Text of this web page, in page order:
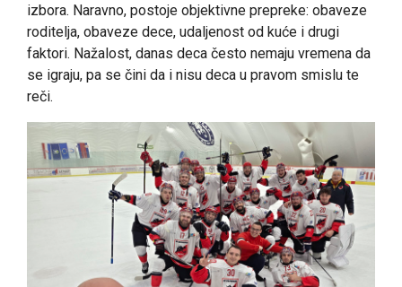
izbora. Naravno, postoje objektivne prepreke: obaveze
roditelja, obaveze dece, udaljenost od kuće i drugi
faktori. Nažalost, danas deca često nemaju vremena da
se igraju, pa se čini da i nisu deca u pravom smislu te
reči.